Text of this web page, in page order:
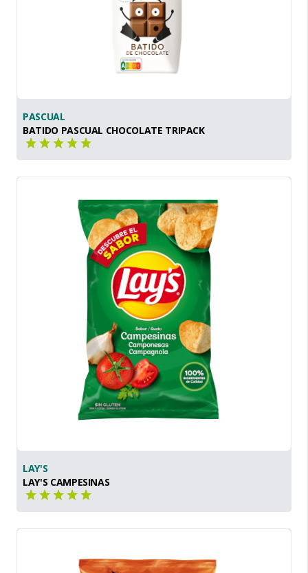
PASCUAL
BATIDO PASCUAL CHOCOLATE TRIPACK
LAY'S
LAY'S CAMPESINAS